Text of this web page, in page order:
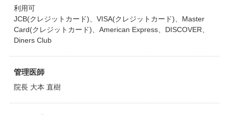
利用可
JCB(クレジットカード)、VISA(クレジットカード)、Master
Card(クレジットカード)、American Express、DISCOVER、
Diners Club
管理医師
院長 大本 直樹